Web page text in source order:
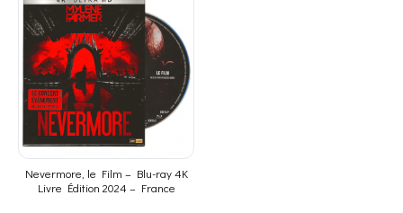
Nevermore, le Film – Blu-ray 4K
Livre Édition 2024 – France